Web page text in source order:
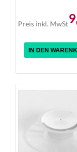
Preis inkl. MwSt
IN DEN